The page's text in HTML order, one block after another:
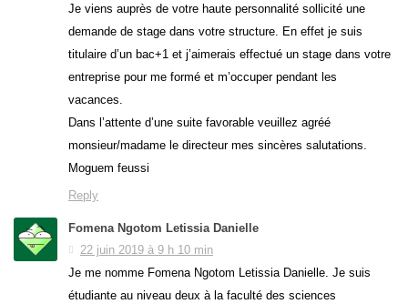
Je viens auprès de votre haute personnalité sollicité une
demande de stage dans votre structure. En effet je suis
titulaire d’un bac+1 et j’aimerais effectué un stage dans votre
entreprise pour me formé et m’occuper pendant les
vacances.
Dans l’attente d’une suite favorable veuillez agréé
monsieur/madame le directeur mes sincères salutations.
Moguem feussi
Reply
Fomena Ngotom Letissia Danielle
22 juin 2019 à 9 h 10 min
Je me nomme Fomena Ngotom Letissia Danielle. Je suis
étudiante au niveau deux à la faculté des sciences